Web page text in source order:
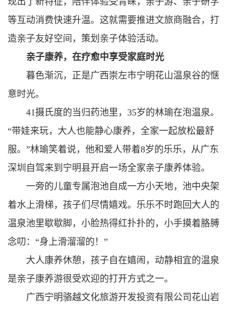
等互动消费快速升温。这就需要推进文旅商融合，打
造亲子友好空间，策划亲子体验活动。
亲子康养，在疗愈中享受家庭时光
暮色渐沉，正是广西崇左市宁明花山温泉谷的惬
意时光。
41摄氏度的当归药池里，35岁的林瑜在泡温泉。
“带娃来玩，大人也能静心康养，全家一起放松最舒
服。”林瑜笑着说，他和爱人带着8岁的乐乐，从广东
深圳自驾来到宁明县开启一场全家亲子康养体验。
一旁的儿童专属泡池自成一方小天地，池中央架
着水上滑梯，孩子们尽情嬉戏。乐乐不时跑回大人的
温泉池里歇歇脚，小脸热得红扑扑的，小手摸着胳膊
念叨：“身上滑溜溜的！”
大人康养休憩，孩子自在嬉闹，动静相宜的温泉
是亲子康养游很受欢迎的打开方式之一。
广西宁明骆越文化旅游开发投资有限公司花山岩